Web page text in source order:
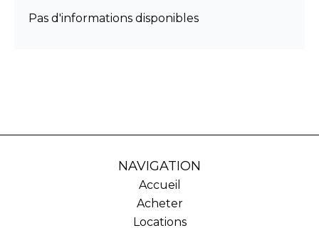
Pas d'informations disponibles
NAVIGATION
Accueil
Acheter
Locations